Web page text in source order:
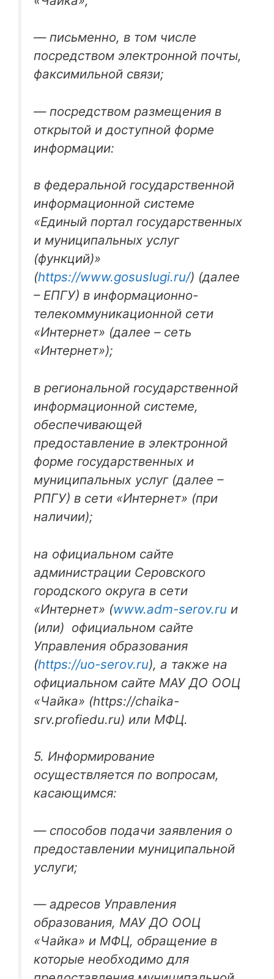
— письменно, в том числе
посредством электронной почты,
факсимильной связи;
— посредством размещения в
открытой и доступной форме
информации:
в федеральной государственной
информационной системе
«Единый портал государственных
и муниципальных услуг
(функций)»
(https://www.gosuslugi.ru/) (далее
– ЕПГУ) в информационно-
телекоммуникационной сети
«Интернет» (далее – сеть
«Интернет»);
в региональной государственной
информационной системе,
обеспечивающей
предоставление в электронной
форме государственных и
муниципальных услуг (далее –
РПГУ) в сети «Интернет» (при
наличии);
на официальном сайте
администрации Серовского
городского округа в сети
«Интернет» (www.adm-serov.ru и
(или) официальном сайте
Управления образования
(https://uo-serov.ru), а также на
официальном сайте МАУ ДО ООЦ
«Чайка» (https://chaika-
srv.profiedu.ru) или МФЦ.
5. Информирование
осуществляется по вопросам,
касающимся:
— способов подачи заявления о
предоставлении муниципальной
услуги;
— адресов Управления
образования, МАУ ДО ООЦ
«Чайка» и МФЦ, обращение в
которые необходимо для